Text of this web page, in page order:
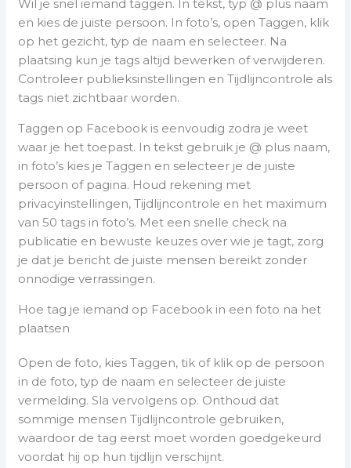
Wil je snel iemand taggen. In tekst, typ @ plus naam
en kies de juiste persoon. In foto’s, open Taggen, klik
op het gezicht, typ de naam en selecteer. Na
plaatsing kun je tags altijd bewerken of verwijderen.
Controleer publieksinstellingen en Tijdlijncontrole als
tags niet zichtbaar worden.
Taggen op Facebook is eenvoudig zodra je weet
waar je het toepast. In tekst gebruik je @ plus naam,
in foto’s kies je Taggen en selecteer je de juiste
persoon of pagina. Houd rekening met
privacyinstellingen, Tijdlijncontrole en het maximum
van 50 tags in foto’s. Met een snelle check na
publicatie en bewuste keuzes over wie je tagt, zorg
je dat je bericht de juiste mensen bereikt zonder
onnodige verrassingen.
Hoe tag je iemand op Facebook in een foto na het
plaatsen
Open de foto, kies Taggen, tik of klik op de persoon
in de foto, typ de naam en selecteer de juiste
vermelding. Sla vervolgens op. Onthoud dat
sommige mensen Tijdlijncontrole gebruiken,
waardoor de tag eerst moet worden goedgekeurd
voordat hij op hun tijdlijn verschijnt.